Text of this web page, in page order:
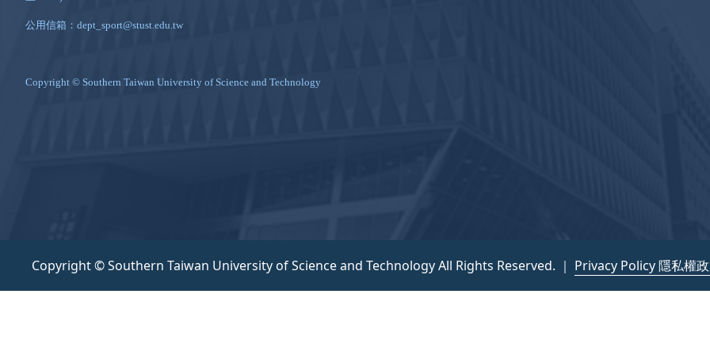
公用信箱：dept_sport@stust.edu.tw
Copyright © Southern Taiwan University of Science and Technology
Copyright © Southern Taiwan University of Science and Technology All Rights Reserved. ｜ Privacy Policy 隱私權